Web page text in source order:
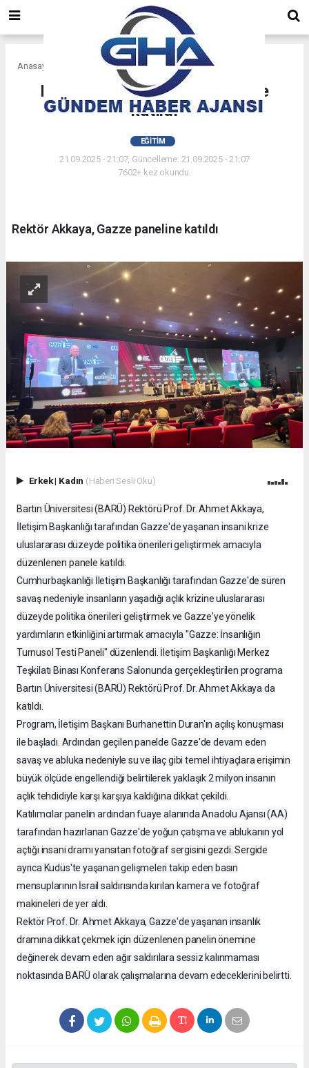
Anasayfa
Rektör Akkaya, Gazze paneline
katıldı
EĞITIM
21.09.2025 - 21:07, Güncelleme: 21.09.2025 - 21:07
7602+ kez okundu.
Rektör Akkaya, Gazze paneline katıldı
Erkek| Kadın (Haberi Sesli Oku)
Bartın Üniversitesi (BARÜ) Rektörü Prof. Dr. Ahmet Akkaya,
İletişim Başkanlığı tarafından Gazze'de yaşanan insani krize
uluslararası düzeyde politika önerileri geliştirmek amacıyla
düzenlenen panele katıldı.
Cumhurbaşkanlığı İletişim Başkanlığı tarafından Gazze'de süren
savaş nedeniyle insanların yaşadığı açlık krizine uluslararası
düzeyde politika önerileri geliştirmek ve Gazze'ye yönelik
yardımların etkinliğini artırmak amacıyla "Gazze: İnsanlığın
Turnusol Testi Paneli" düzenlendi. İletişim Başkanlığı Merkez
Teşkilatı Binası Konferans Salonunda gerçekleştirilen programa
Bartın Üniversitesi (BARÜ) Rektörü Prof. Dr. Ahmet Akkaya da
katıldı.
Program, İletişim Başkanı Burhanettin Duran'ın açılış konuşması
ile başladı. Ardından geçilen panelde Gazze'de devam eden
savaş ve abluka nedeniyle su ve ilaç gibi temel ihtiyaçlara erişimin
büyük ölçüde engellendiği belirtilerek yaklaşık 2 milyon insanın
açlık tehdidiyle karşı karşıya kaldığına dikkat çekildi.
Katılımcılar panelin ardından fuaye alanında Anadolu Ajansı (AA)
tarafından hazırlanan Gazze'de yoğun çatışma ve ablukanın yol
açtığı insani dramı yansıtan fotoğraf sergisini gezdi. Sergide
ayrıca Kudüs'te yaşanan gelişmeleri takip eden basın
mensuplarının İsrail saldırısında kırılan kamera ve fotoğraf
makineleri de yer aldı.
Rektör Prof. Dr. Ahmet Akkaya, Gazze'de yaşanan insanlık
dramına dikkat çekmek için düzenlenen panelin önemine
değinerek devam eden ağır saldırılara sessiz kalınmaması
noktasında BARÜ olarak çalışmalarına devam edeceklerini belirtti.